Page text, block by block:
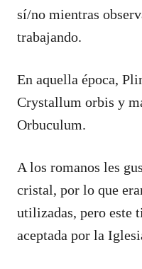
sí/no mientras
trabajando.
En aquella época,
Crystallum orbis y
Orbuculum.
A los romanos les
cristal, por lo que
utilizadas, pero este
aceptada por la